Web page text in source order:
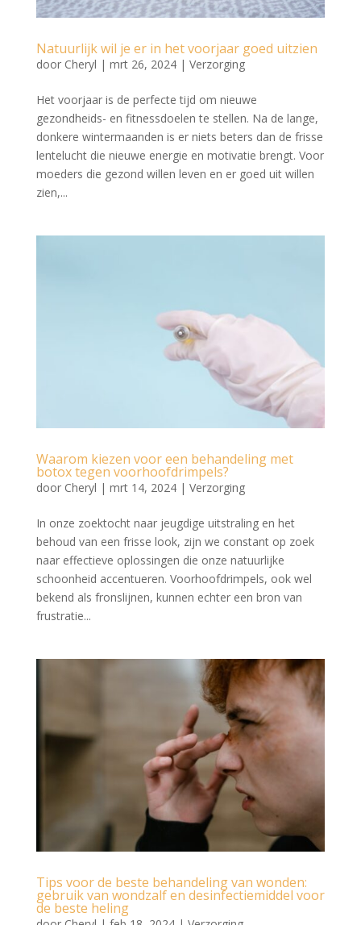
Natuurlijk wil je er in het voorjaar goed uitzien
door Cheryl | mrt 26, 2024| Verzorging
Het voorjaar is de perfecte tijd om nieuwe
gezondheids- en fitnessdoelen te stellen. Na de lange,
donkere wintermaanden is er niets beters dan de frisse
lentelucht die nieuwe energie en motivatie brengt. Voor
moeders die gezond willen leven en er goed uit willen
zien,...
Waarom kiezen voor een behandeling met
botox tegen voorhoofdrimpels?
door Cheryl | mrt 14, 2024| Verzorging
In onze zoektocht naar jeugdige uitstraling en het
behoud van een frisse look, zijn we constant op zoek
naar effectieve oplossingen die onze natuurlijke
schoonheid accentueren. Voorhoofdrimpels, ook wel
bekend als fronslijnen, kunnen echter een bron van
frustratie...
Tips voor de beste behandeling van wonden:
gebruik van wondzalf en desinfectiemiddel voor
de beste heling